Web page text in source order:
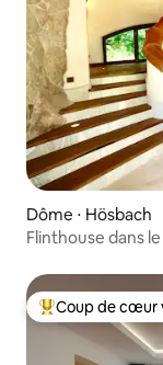
Dôme ⋅ Hösbach
Flinthouse dans
Coups de cœur
Coup de cœur